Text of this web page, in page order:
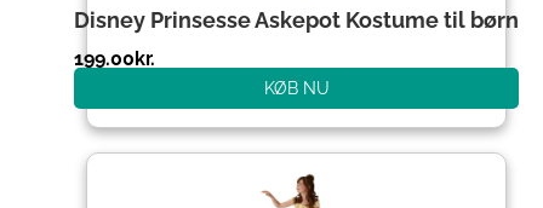
Disney Prinsesse Askepot Kostume til børn
199.00kr.
KØB NU